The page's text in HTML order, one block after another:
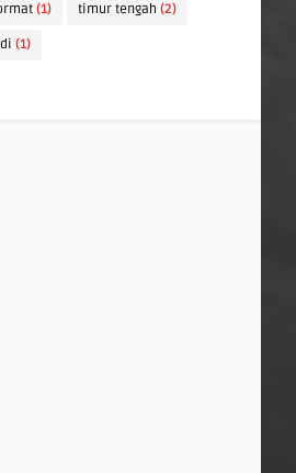
(1) timur tengah (2)
(1)